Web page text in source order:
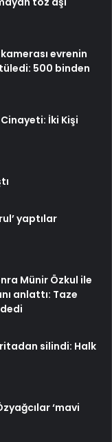
evrenin
500 binden
İki Kişi
yaptılar
Münir Özkul ile
anlattı: Taze
silindi: Halk
‘mavi